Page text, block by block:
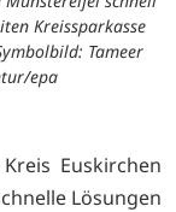
Kreissparkasse
Tameer
epa
Euskirchen
Lösungen